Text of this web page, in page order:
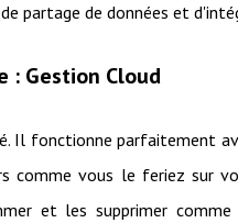
partage de données et
: Gestion Cloud
Il fonctionne parfaitement
comme vous le feriez sur
et les supprimer